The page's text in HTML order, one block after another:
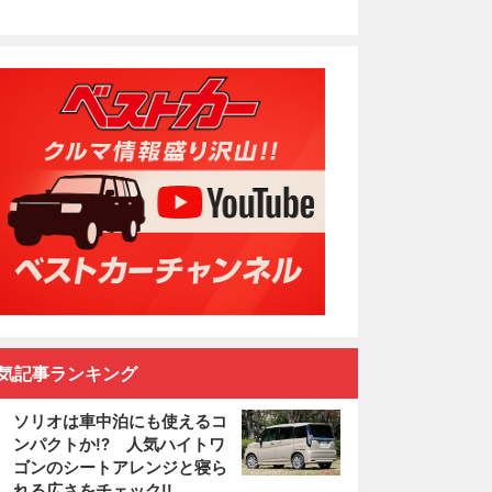
記事ランキング
ソリオは車中泊にも使えるコ
ンパクトか!? 人気ハイトワ
ゴンのシートアレンジと寝ら